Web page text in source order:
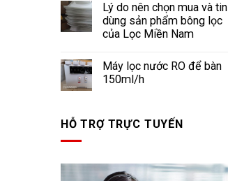
Lý do nên chọn mua và tin
dùng sản phẩm bông lọc
của Lọc Miền Nam
Máy lọc nước RO để bàn
150ml/h
HỖ TRỢ TRỰC TUYẾN